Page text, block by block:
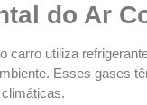
do Ar
carro utiliza
Esses gases